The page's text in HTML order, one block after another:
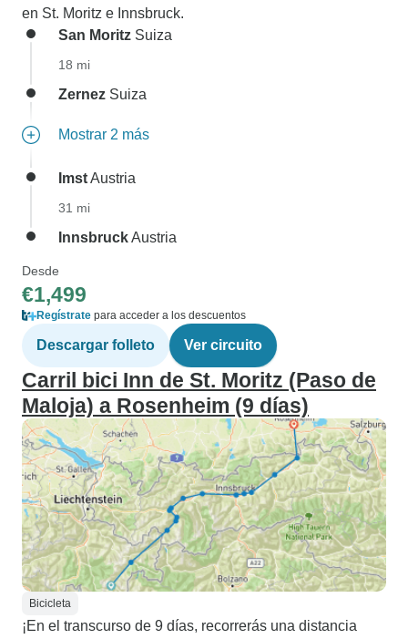
en St. Moritz e Innsbruck.
San Moritz Suiza
18 mi
Zernez Suiza
Mostrar 2 más
ImstAustria
31 mi
InnsbruckAustria
Desde
€1,499
Regístrate para acceder a los descuentos
Descargar folleto Ver circuito
Carril bici Inn de St. Moritz (Paso de
Maloja) a Rosenheim (9 días)
Bicicleta
¡En el transcurso de 9 días, recorrerás una distancia